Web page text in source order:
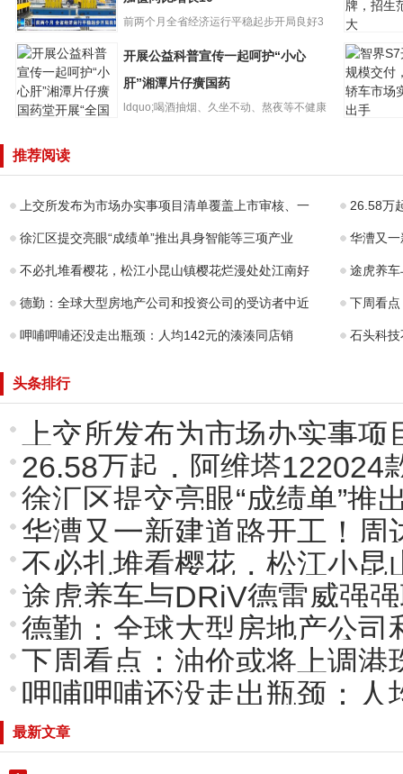
前两月甘肃经济
开局良好规上工
业增加值同比增
长10
前两个月全省经济运行平稳起步开局良好3
广州培英
团黄石学
牌，招生
大
开展公益科普宣
传一起呵护“小心
药
开展公益科普宣传一起呵护“小心
肝”湘潭片仔癀国药
ldquo;喝酒抽烟、久坐不动、熬夜等不健康
推荐阅读
上交所发布为市场办实事项目清单覆盖上市审核、一 26.58万
徐汇区提交亮眼“成绩单”推出具身智能等三项产业 华漕又
不必扎堆看樱花，松江小昆山镇樱花烂漫处处江南好 途虎养
德勤：全球大型房地产公司和投资公司的受访者中近 下周看
呷哺呷哺还没走出瓶颈：人均142元的湊湊同店销 石头科
头条排行
上交所发布为市场办实事
26.58万起，阿维塔122024
徐汇区提交亮眼“成绩单”推
华漕又一新建道路开工！周
不必扎堆看樱花，松江小昆
途虎养车与DRiV德雷威强
德勤：全球大型房地产公司
下周看点：油价或将上调港
呷哺呷哺还没走出瓶颈：人
最新文章